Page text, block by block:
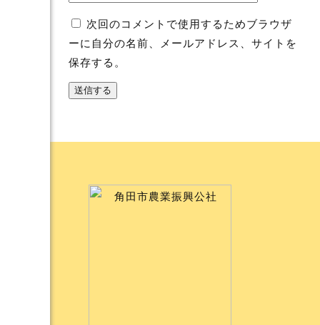
次回のコメントで使用するためブラウザ
ーに自分の名前、メールアドレス、サイトを
保存する。